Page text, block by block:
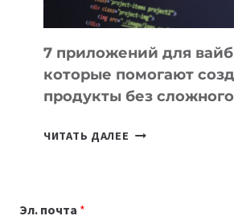
7 приложений для
которые помогают
продукты без
ЧИТАТЬ ДАЛЕЕ
Эл. почта *